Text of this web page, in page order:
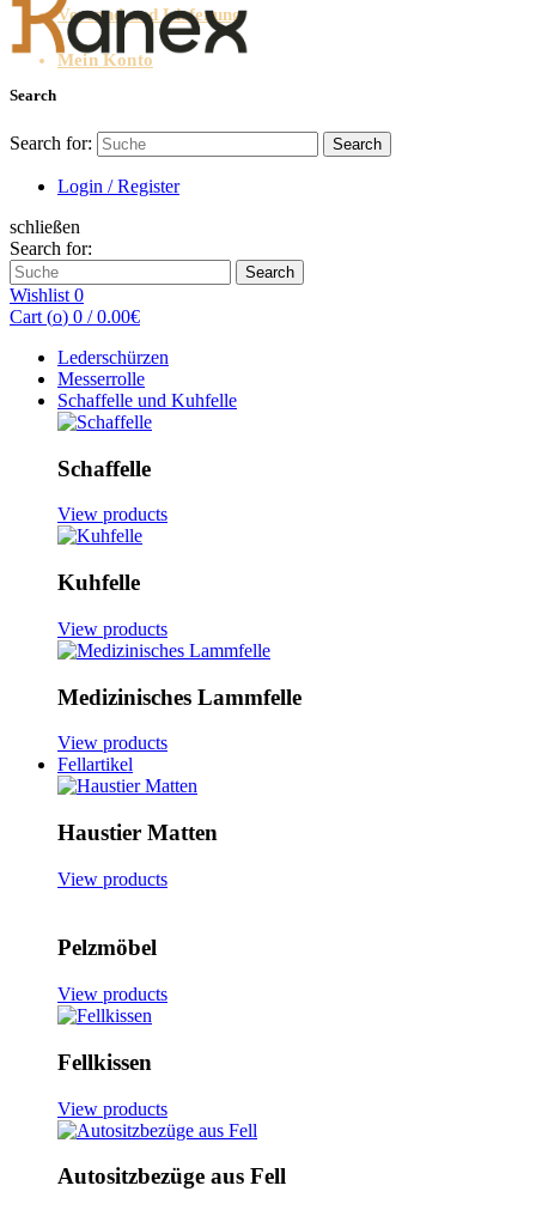
Versand und Lieferung
Mein Konto
Search
Search for: Search
Login / Register
schließen
Search for:
Search
Wishlist 0
Cart (o) 0 / 0.00€
Lederschürzen
Messerrolle
Schaffelle und Kuhfelle
Schaffelle
View products
Kuhfelle
View products
Medizinisches Lammfelle
View products
Fellartikel
Haustier Matten
View products
Pelzmöbel
View products
Fellkissen
View products
Autositzbezüge aus Fell